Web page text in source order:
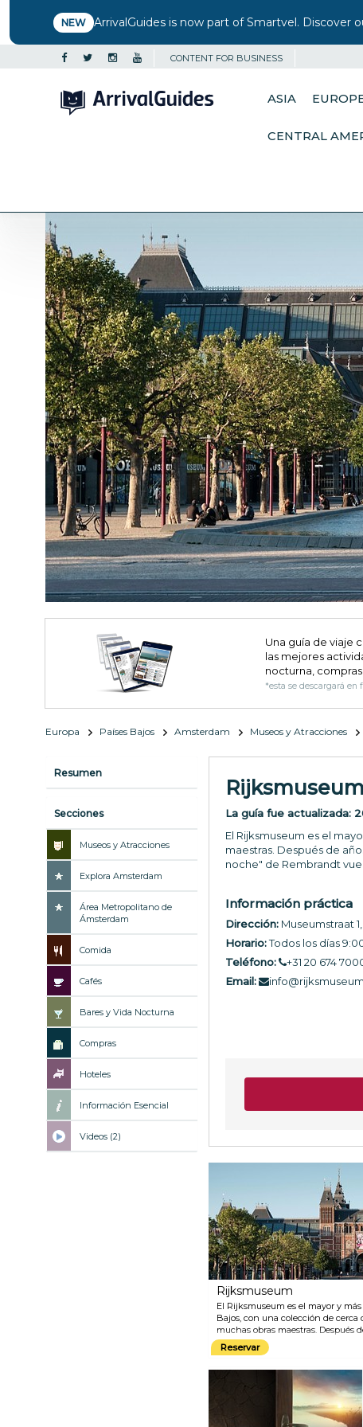
NEW ArrivalGuides is now part of Smartvel. Discover
CONTENT FOR BUSINESS
ASIA
CENTRAL
Una guía de viaje
las mejores
nocturna,
*esta se descargará en
Europa Países Bajos Amsterdam Museos y Atracciones
Resumen
Secciones
Museos y Atracciones
Explora Amsterdam
Área Metropolitano de
Ámsterdam
Comida
Cafés
Bares y Vida Nocturna
Compras
Hoteles
Información Esencial
Videos (2)
Rijksmuseum
La guía fue actualizada:
El Rijksmuseum es el
maestras. Después de
noche" de Rembrandt
Información práctica
Dirección: Museumstraat
Horario:Todos los días
Teléfono:
+31 20 674
Email:
Rijksmuseum
El Rijksmuseum es el mayor y
Bajos, con una colección de
muchas obras maestras. Después
Rijksmuseum ha reabierto sus
renovado. Sólo "La ronda de
Reservar